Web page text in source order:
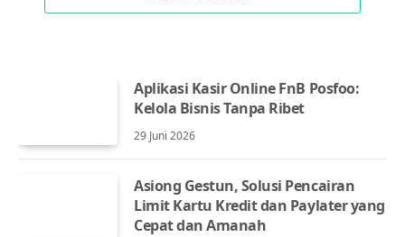
Aplikasi Kasir Online FnB Posfoo:
Kelola Bisnis Tanpa Ribet
29 Juni 2026
Asiong Gestun, Solusi Pencairan
Limit Kartu Kredit dan Paylater yang
Cepat dan Amanah